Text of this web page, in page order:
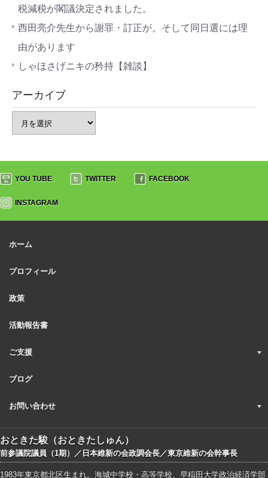
税減税が閣議決定されました。
西田亮介先生から謝罪・訂正が。そして同日選には理
由があります
しゃほさげニキの矜持【雑談】
アーカイブ
YOU TUBE TWITTER FACEBOOK
INSTAGRAM
ホーム
プロフィール
政策
活動報告書
ご支援
ブログ
お問い合わせ
おときた駿（おときたしゅん）
前参議院議員（1期）／日本維新の会政調会長／東京維新の会幹事長
1983年東京都北区生まれ。海城中学校・高等学校、早稲田大学政治経済学部